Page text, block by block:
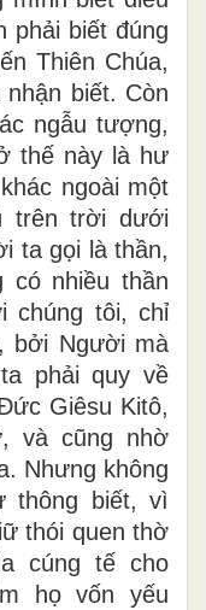
phải biết đúng
Thiên Chúa,
biết. Còn
ngẫu tượng,
thế này là hư
ngoài một
trên trời dưới
ta gọi là thần,
có nhiều thần
chúng tôi, chỉ
bởi Người mà
phải quy về
Giêsu Kitô,
và cũng nhờ
Nhưng không
thông biết, vì
thói quen thờ
cúng tế cho
họ vốn yếu